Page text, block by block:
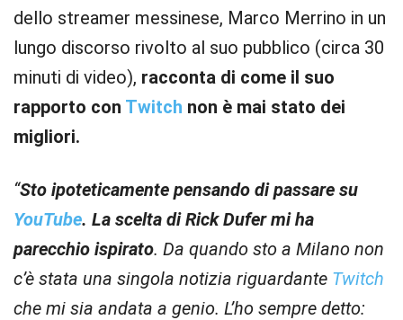
dello streamer messinese, Marco Merrino in un
lungo discorso rivolto al suo pubblico (circa 30
minuti di video), racconta di come il suo
rapporto con Twitch non è mai stato dei
migliori.
“Sto ipoteticamente pensando di passare su
YouTube. La scelta di Rick Dufer mi ha
parecchio ispirato. Da quando sto a Milano non
c’è stata una singola notizia riguardante Twitch
che mi sia andata a genio. L’ho sempre detto: